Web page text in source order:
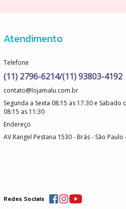
Atendimento
Telefone
(11) 2796-6214/(11) 93803-4192
contato@lojamalu.com.br
Segunda a Sexta 08:15 as 17:30 e Sabado
08:15 as 11:30
Endereço
AV Rangel Pestana 1530 - Brás - São Paulo
Redes Sociais